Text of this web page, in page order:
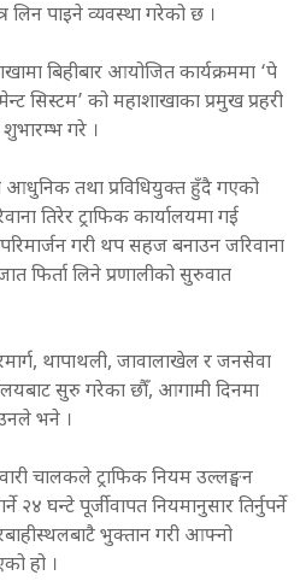
लिन पाइने व्यवस्था गरेको छ ।
बिहीबार आयोजित कार्यक्रममा ‘पे
सिस्टम’ को महाशाखाका प्रमुख प्रहरी
गरे ।
तथा प्रविधियुक्त हुँदै गएको
तिरेर ट्राफिक कार्यालयमा गई
गरी थप सहज बनाउन जरिवाना
फिर्ता लिने प्रणालीको सुरुवात
थापाथली, जावालाखेल र जनसेवा
सुरु गरेका छौँ, आगामी दिनमा
भने ।
चालकले ट्राफिक नियम उल्लङ्घन
२४ घन्टे पूर्जीवापत नियमानुसार तिर्नुपर्ने
भुक्तान गरी आफ्नो
हो ।